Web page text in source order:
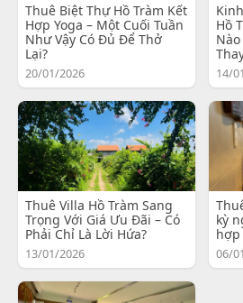
Thuê Biệt Thự Hồ Tràm Kết
Hợp Yoga – Một Cuối Tuần
Như Vậy Có Đủ Để Thở
Lại?
20/01/2026
Hồ
14/
Thuê Villa Hồ Tràm Sang
Trọng Với Giá Ưu Đãi – Có
Phải Chỉ Là Lời Hứa?
13/01/2026
kỳ
06/